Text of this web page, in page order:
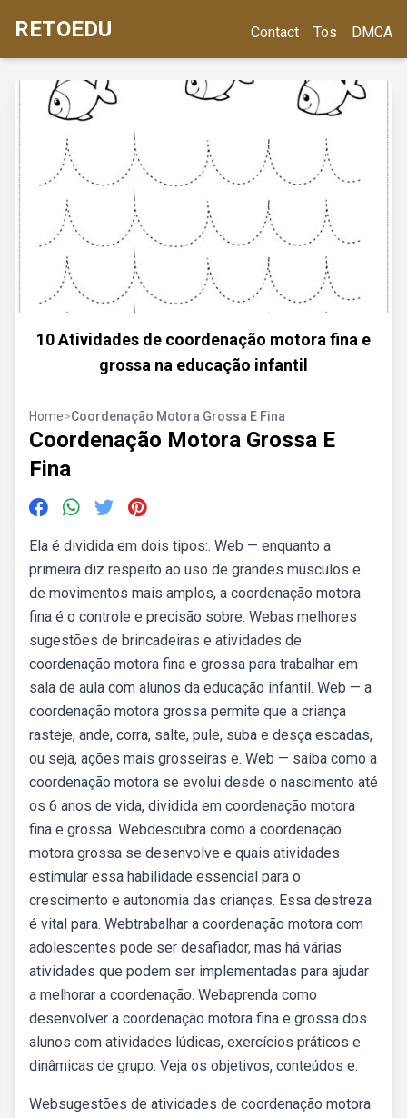
RETOEDU Contact Tos DMCA
10 Atividades de coordenação motora fina e
grossa na educação infantil
Home>Coordenação Motora Grossa E Fina
Coordenação Motora Grossa E
Fina
Ela é dividida em dois tipos:. Web — enquanto a
primeira diz respeito ao uso de grandes músculos e
de movimentos mais amplos, a coordenação motora
fina é o controle e precisão sobre. Webas melhores
sugestões de brincadeiras e atividades de
coordenação motora fina e grossa para trabalhar em
sala de aula com alunos da educação infantil. Web — a
coordenação motora grossa permite que a criança
rasteje, ande, corra, salte, pule, suba e desça escadas,
ou seja, ações mais grosseiras e. Web — saiba como a
coordenação motora se evolui desde o nascimento até
os 6 anos de vida, dividida em coordenação motora
fina e grossa. Webdescubra como a coordenação
motora grossa se desenvolve e quais atividades
estimular essa habilidade essencial para o
crescimento e autonomia das crianças. Essa destreza
é vital para. Webtrabalhar a coordenação motora com
adolescentes pode ser desafiador, mas há várias
atividades que podem ser implementadas para ajudar
a melhorar a coordenação. Webaprenda como
desenvolver a coordenação motora fina e grossa dos
alunos com atividades lúdicas, exercícios práticos e
dinâmicas de grupo. Veja os objetivos, conteúdos e.
Websugestões de atividades de coordenação motora